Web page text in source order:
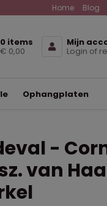
Home Blog
0 items
€ 0,00
Mijn
Login of
Ophangplaten
-
van